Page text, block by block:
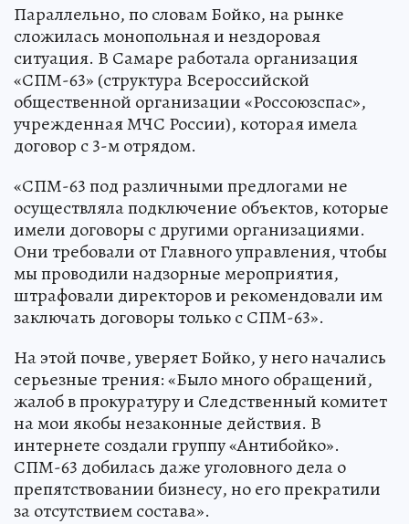
Параллельно, по словам Бойко, на рынке
сложилась монопольная и нездоровая
ситуация. В Самаре работала организация
«СПМ-63» (структура Всероссийской
общественной организации «Россоюзспас»,
учрежденная МЧС России), которая имела
договор с 3-м отрядом.
«СПМ-63 под различными предлогами не
осуществляла подключение объектов, которые
имели договоры с другими организациями.
Они требовали от Главного управления, чтобы
мы проводили надзорные мероприятия,
штрафовали директоров и рекомендовали им
заключать договоры только с СПМ-63».
На этой почве, уверяет Бойко, у него начались
серьезные трения: «Было много обращений,
жалоб в прокуратуру и Следственный комитет
на мои якобы незаконные действия. В
интернете создали группу «Антибойко».
СПМ-63 добилась даже уголовного дела о
препятствовании бизнесу, но его прекратили
за отсутствием состава».